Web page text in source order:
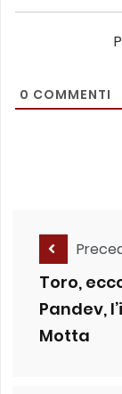
0 COMMENTI
Toro,
Pandev,
Motta